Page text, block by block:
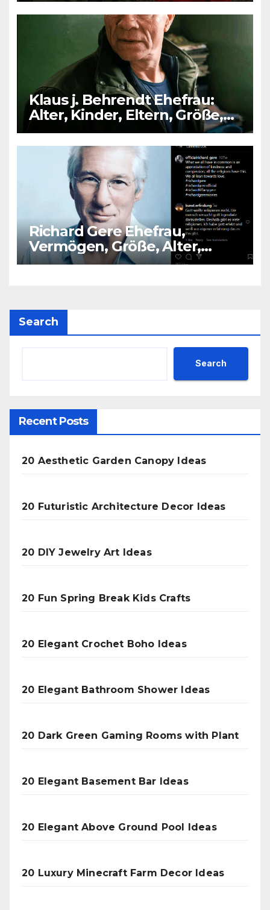
Klaus j. Behrendt Ehefrau:
Alter, Kinder, Eltern, Größe,
Vermögen
Richard Gere Ehefrau,
Vermögen, Größe, Alter,
Kinder, Eltern
Search
Search
Recent Posts
20 Aesthetic Garden Canopy Ideas
20 Futuristic Architecture Decor Ideas
20 DIY Jewelry Art Ideas
20 Fun Spring Break Kids Crafts
20 Elegant Crochet Boho Ideas
20 Elegant Bathroom Shower Ideas
20 Dark Green Gaming Rooms with Plant
20 Elegant Basement Bar Ideas
20 Elegant Above Ground Pool Ideas
20 Luxury Minecraft Farm Decor Ideas